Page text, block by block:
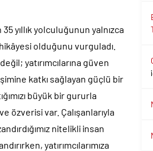
35 yıllık yolculuğunun yalnızca
olduğunu vurguladı.
yatırımcılarına güven
katkı sağlayan güçlü bir
büyük bir gururla
özverisi var. Çalışanlarıyla
nitelikli insan
yatırımcılarımıza